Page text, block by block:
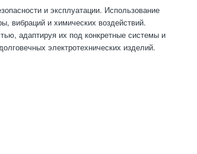
и эксплуатации. Использование
вибраций и химических воздействий.
адаптируя их под конкретные системы и
электротехнических изделий.